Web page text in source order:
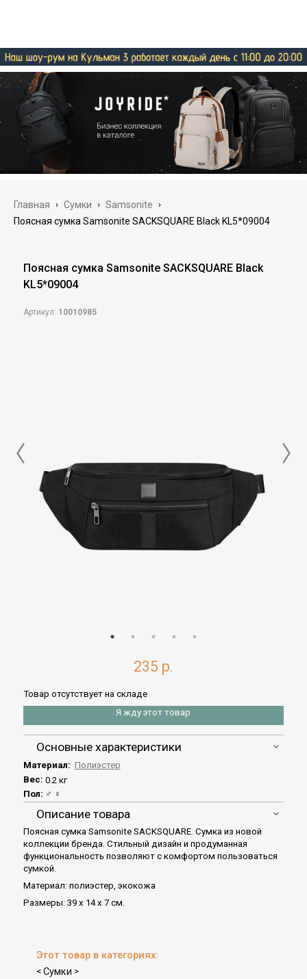
Главная › Сумки › Samsonite ›
Поясная сумка Samsonite SACKSQUARE Black KL5*09004
Поясная сумка Samsonite SACKSQUARE Black
KL5*09004
Артикул: 10010985
235 р.
Товар отсутствует на складе
Я жду этот товар
Основные характеристики
Материал: Полиэстер
Вес: 0.2 кг
Пол: ♂ ♀
Описание товара
Поясная сумка Samsonite SACKSQUARE. Сумка из новой
коллекции бренда. Стильный дизайн и продуманная
функциональность позволяют с комфортом пользоваться
сумкой.
Материал: полиэстер, экокожа
Размеры: 39 x 14 x 7 см.
Этот товар в категориях:
< Сумки >